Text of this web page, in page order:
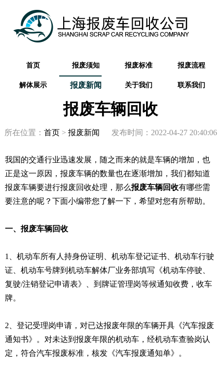
首页 报废须知 报废标准 报废流程
解体展示 报废新闻 关于我们 联系我们
报废车辆回收
所在位置： 首页> 报废新闻 发布时间：2022-04-27 20:40:06
我国的交通行业迅速发展，随之而来的就是车辆的增加，也
正是这一原因，报废车辆的数量也在逐渐增加，我们都知道
报废车辆要进行报废回收处理，那么报废车辆回收有哪些需
要注意的呢？下面小编带您了解一下，希望对您有所帮助。
一、报废车辆回收
1、机动车所有人持身份证明、机动车登记证书、机动车行驶
证、机动车号牌到机动车解体厂业务部填写《机动车停驶、
复驶/注销登记申请表》、到牌证管理岗等候通知收费，收车
牌。
2、登记受理岗申请，对已达报废年限的车辆开具《汽车报废
通知书》。对未达到报废年限的机动车，经机动车查验岗认
定，符合汽车报废标准，核发《汽车报废通知单》。